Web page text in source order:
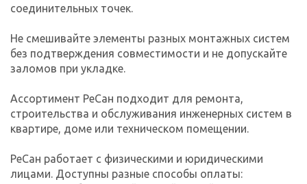
соединительных точек.
Не смешивайте элементы разных монтажных систем
без подтверждения совместимости и не допускайте
заломов при укладке.
Ассортимент РеСан подходит для ремонта,
строительства и обслуживания инженерных систем в
квартире, доме или техническом помещении.
РеСан работает с физическими и юридическими
лицами. Доступны разные способы оплаты: